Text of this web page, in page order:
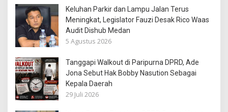
Keluhan Parkir dan Lampu Jalan Terus
Meningkat, Legislator Fauzi Desak Rico Waas
Audit Dishub Medan
5 Agustus 2026
Tanggapi Walkout di Paripurna DPRD, Ade
Jona Sebut Hak Bobby Nasution Sebagai
Kepala Daerah
29 Juli 2026